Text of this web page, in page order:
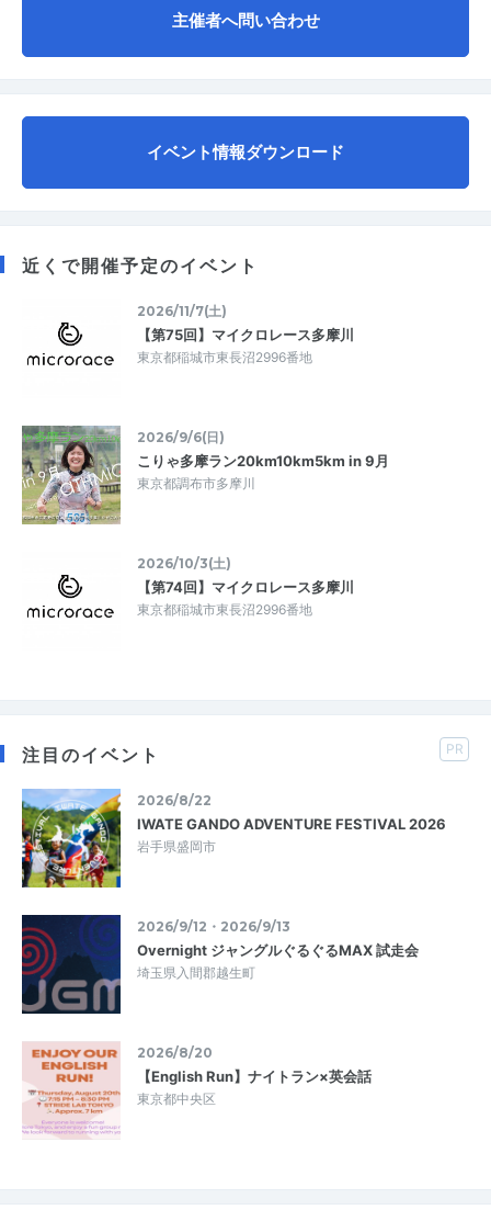
主催者へ問い合わせ
イベント情報ダウンロード
近くで開催予定のイベント
2026/11/7(土)
【第75回】マイクロレース多摩川
東京都稲城市東長沼2996番地
2026/9/6(日)
こりゃ多摩ラン20km10km5km in 9月
東京都調布市多摩川
2026/10/3(土)
【第74回】マイクロレース多摩川
東京都稲城市東長沼2996番地
注目のイベント PR
2026/8/22
IWATE GANDO ADVENTURE FESTIVAL 2026
岩手県盛岡市
2026/9/12・2026/9/13
Overnight ジャングルぐるぐるMAX 試走会
埼玉県入間郡越生町
2026/8/20
【English Run】ナイトラン×英会話
東京都中央区